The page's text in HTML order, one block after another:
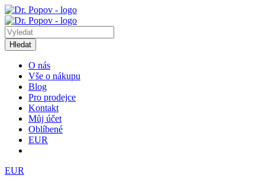
Hledat
O nás
Vše o nákupu
Blog
Pro prodejce
Kontakt
Můj účet
Oblíbené
EUR
EUR